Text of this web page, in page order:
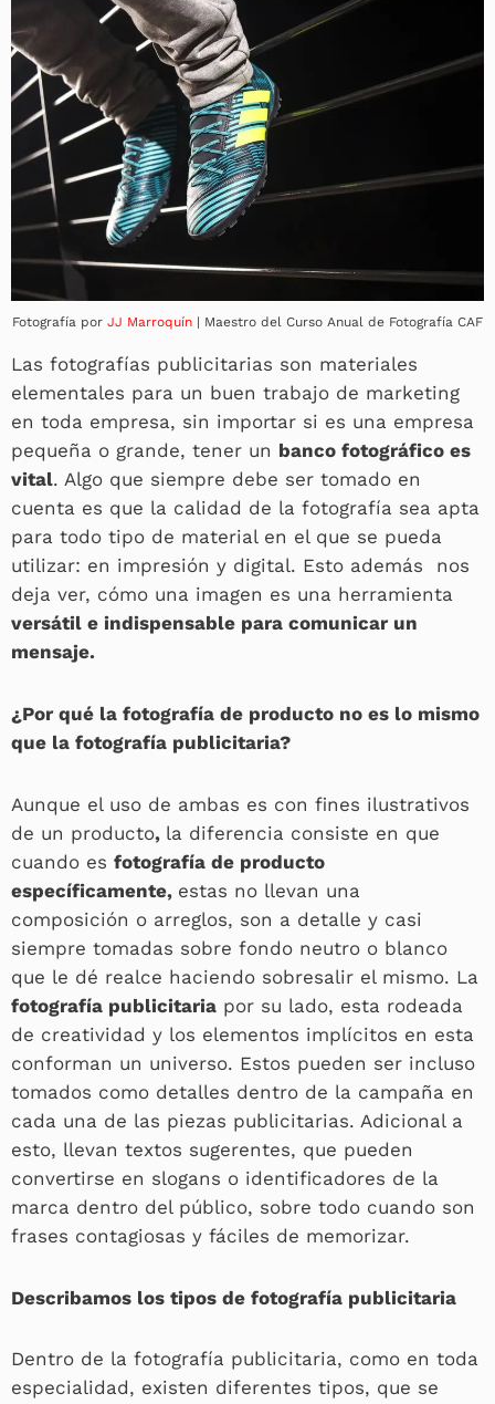
Fotografía por JJ Marroquín | Maestro del Curso Anual de Fotografía CAF
Las fotografías publicitarias son materiales
elementales para un buen trabajo de marketing
en toda empresa, sin importar si es una empresa
pequeña o grande, tener un banco fotográfico es
vital. Algo que siempre debe ser tomado en
cuenta es que la calidad de la fotografía sea apta
para todo tipo de material en el que se pueda
utilizar: en impresión y digital. Esto además nos
deja ver, cómo una imagen es una herramienta
versátil e indispensable para comunicar un
mensaje.
¿Por qué la fotografía de producto no es lo mismo
que la fotografía publicitaria?
Aunque el uso de ambas es con fines ilustrativos
de un producto, la diferencia consiste en que
cuando es fotografía de producto
específicamente, estas no llevan una
composición o arreglos, son a detalle y casi
siempre tomadas sobre fondo neutro o blanco
que le dé realce haciendo sobresalir el mismo. La
fotografía publicitaria por su lado, esta rodeada
de creatividad y los elementos implícitos en esta
conforman un universo. Estos pueden ser incluso
tomados como detalles dentro de la campaña en
cada una de las piezas publicitarias. Adicional a
esto, llevan textos sugerentes, que pueden
convertirse en slogans o identificadores de la
marca dentro del público, sobre todo cuando son
frases contagiosas y fáciles de memorizar.
Describamos los tipos de fotografía publicitaria
Dentro de la fotografía publicitaria, como en toda
especialidad, existen diferentes tipos, que se